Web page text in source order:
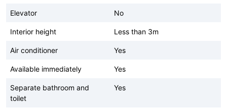
Elevator No
Interior height Less than 3m
Air conditioner Yes
Available immediately Yes
Separate bathroom and
toilet
Yes